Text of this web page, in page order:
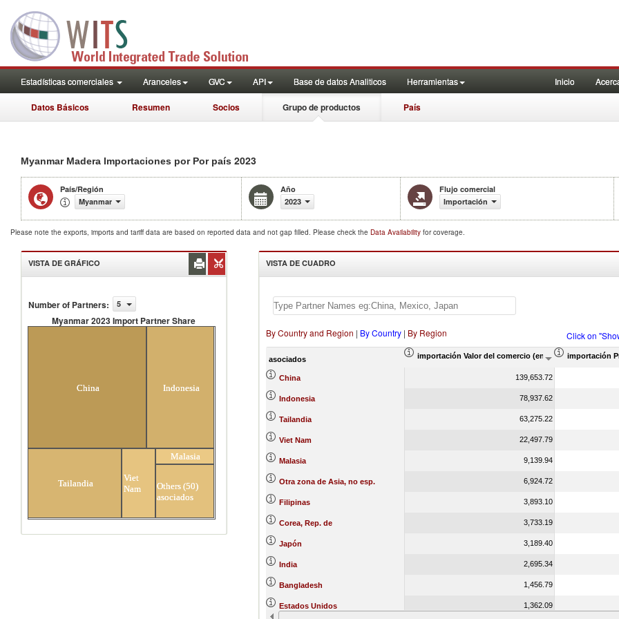
Estadísticas comerciales Aranceles GVC API Base de datos Analiticos Herramientas Inicio
Datos Básicos Resumen Socios Grupo de productos País
Myanmar Madera Importaciones por Por país 2023
País/Región
Myanmar
Año
2023
Flujo comercial
Importación
Please note the exports, imports and tariff data are based on reported data and not gap filled. Please check the Data Availability for coverage.
VISTA DE GRÁFICO
Number of Partners: 5
Myanmar 2023 Import Partner Share
China Indonesia
Tailandia
Viet
Nam
Malasia
Others (50)
asociados
VISTA DE CUADRO
By Country and Region | By Country| By Region Click on
asociados importación Valor del comercio (en miles de US$)
importación
China 139,653.72
Indonesia 78,937.62
Tailandia 63,275.22
Viet Nam 22,497.79
Malasia 9,139.94
Otra zona de Asia, no esp. 6,924.72
Filipinas 3,893.10
Corea, Rep. de 3,733.19
Japón 3,189.40
India 2,695.34
Bangladesh 1,456.79
Estados Unidos 1,362.09